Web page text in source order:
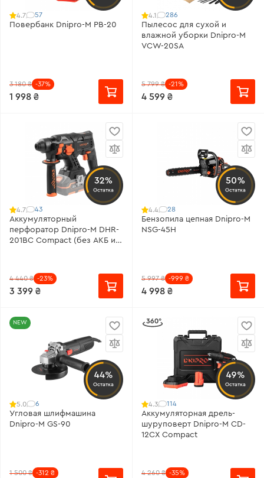
4.7 57
Повербанк Dnipro-M PB-20
3 180 ₴ -37%
1 998 ₴
4.1 286
Пылесос для сухой и
влажной уборки Dnipro-M
VCW-20SA
5 799 ₴ -21%
4 599 ₴
32%
Остатка
4.7 43
Аккумуляторный
перфоратор Dnipro-M DHR-
201BC Compact (без АКБ и
4 440 ₴ -23%
3 399 ₴
50%
Остатка
4.4 28
Бензопила цепная Dnipro-M
NSG-45H
5 997 ₴ -999 ₴
4 998 ₴
NEW
44%
Остатка
5.0 6
Угловая шлифмашина
Dnipro-M GS-90
1 500 ₴ -312 ₴
49%
Остатка
4.3 114
Аккумуляторная дрель-
шуруповерт Dnipro-M CD-
12CX Compact
4 260 ₴ -35%